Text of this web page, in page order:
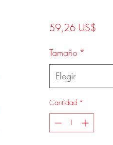
59,26 US$
Tamaño *
Elegir
Cantidad *